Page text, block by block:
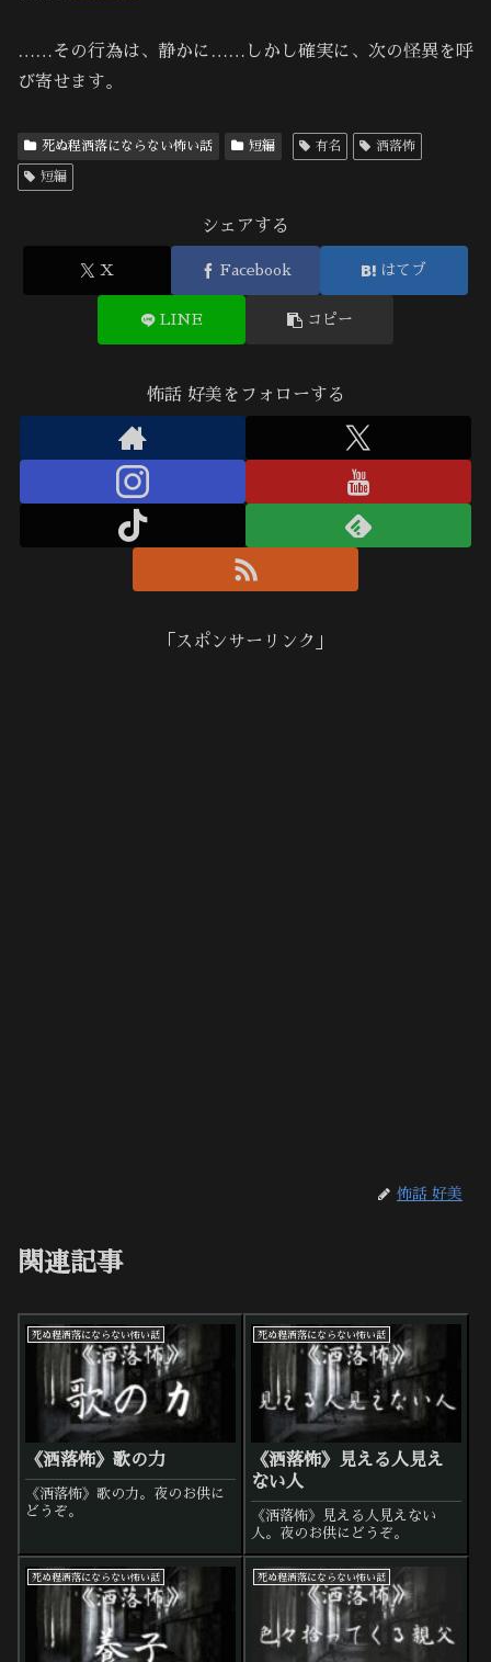
……その行為は、静かに……しかし確実に、次の怪異を呼
び寄せます。
死ぬ程洒落にならない怖い話 短編 有名 洒落怖
短編
シェアする
X Facebook はてブ
LINE コピー
怖話 好美をフォローする
「スポンサーリンク」
怖話 好美
関連記事
死ぬ程洒落にならない怖い話
《洒落怖》歌の力
《洒落怖》歌の力。夜のお供に
どうぞ。
死ぬ程洒落にならない怖い話
《洒落怖》見える人見え
ない人
《洒落怖》見える人見えない
人。夜のお供にどうぞ。
死ぬ程洒落にならない怖い話 死ぬ程洒落にならない怖い話